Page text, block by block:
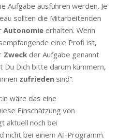
Aufgabe ausführen werden. Je
sollten die Mitarbeitenden
Autonomieerhalten. Wenn
ein:e Profi ist,
Zweckder Aufgabe genannt
Du Dich bitte darum kümmern,
zufriedensind“.
wäre das eine
Einschätzung von
aktuell noch bei
nicht bei einem AI-Programm.